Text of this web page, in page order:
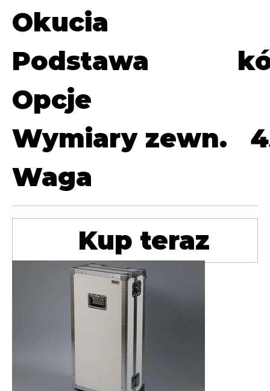
Okucia
Opcje
Podstawa
Waga
Wymiary zewn.
Kup teraz